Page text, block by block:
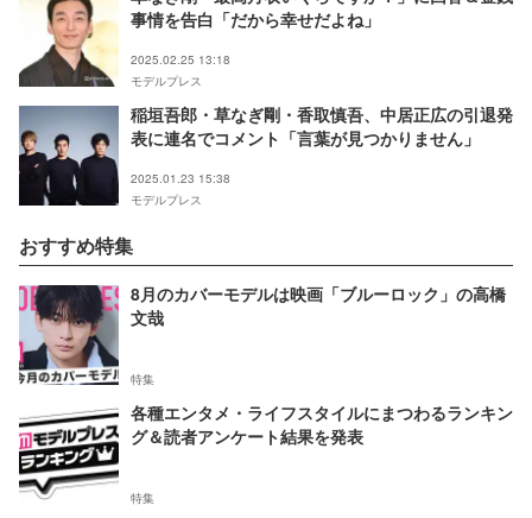
事情を告白「だから幸せだよね」
2025.02.25 13:18
モデルプレス
稲垣吾郎・草なぎ剛・香取慎吾、中居正広の引退発
表に連名でコメント「言葉が見つかりません」
2025.01.23 15:38
モデルプレス
おすすめ特集
8月のカバーモデルは映画「ブルーロック」の高橋
文哉
特集
各種エンタメ・ライフスタイルにまつわるランキン
グ＆読者アンケート結果を発表
特集